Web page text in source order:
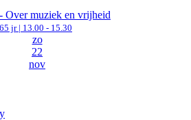
Over muziek en vrijheid
jr | 13.00 - 15.30
zo
22
nov